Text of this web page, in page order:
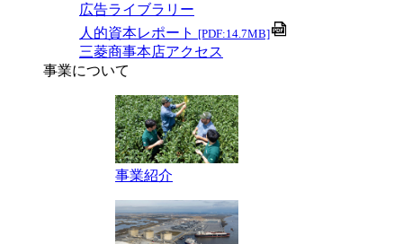
広告ライブラリー
人的資本レポート [PDF:14.7MB]
三菱商事本店アクセス
事業について
事業紹介